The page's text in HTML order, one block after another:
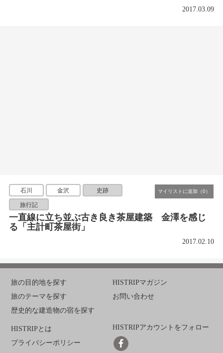
2017.03.09
石川 金沢 史跡
旅行記
一直線に立ち並ぶ古き良き茶屋建築 金澤を感じ
る「主計町茶屋街」
2017.02.10
旅の目的地を探す
旅のテーマを探す
歴史的な建造物の宿を探す
HISTRIPマガジン
お問い合わせ
HISTRIPとは
プライバシーポリシー
HISTRIPアカウントをフォロー